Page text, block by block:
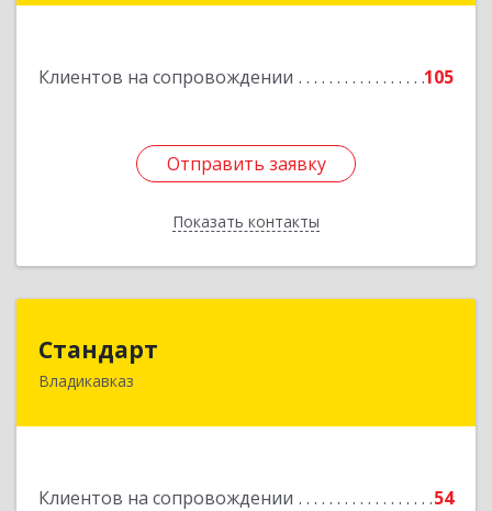
Клиентов на сопровождении 105
Отправить заявку
Показать контакты
Отправить заявку
Назад
Стандарт
Владикавказ
Клиентов на сопровождении 54
362025, Северная Осетия - Алания Респ,
Подробнее